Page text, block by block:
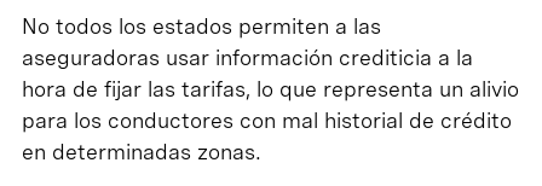
No todos los estados permiten a las
aseguradoras usar información crediticia a la
hora de fijar las tarifas, lo que representa un alivio
para los conductores con mal historial de crédito
en determinadas zonas.